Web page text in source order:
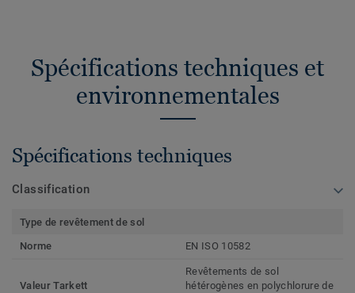
Spécifications techniques et
environnementales
Spécifications techniques
Classification
Type de revêtement de sol
Norme
EN ISO 10582
Valeur Tarkett
Revêtements de sol
hétérogènes en polychlorure de